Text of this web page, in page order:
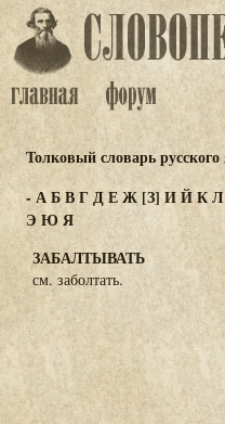
Толковый словарь
-АБВГДЕЖ [З] ИЙКЛ
Э Ю Я
ЗАБАЛТЫВАТЬ
см. заболтать.